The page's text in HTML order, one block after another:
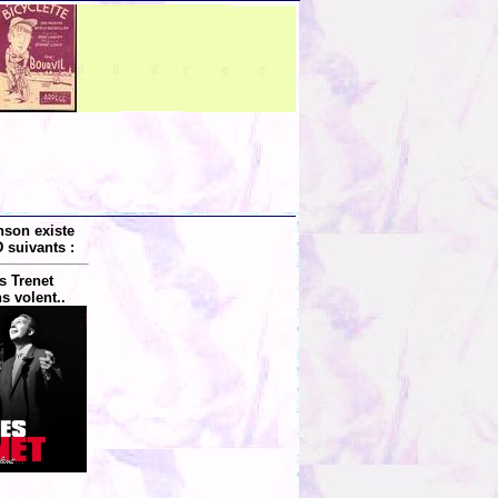
existe
suivants :
Trenet
volent..